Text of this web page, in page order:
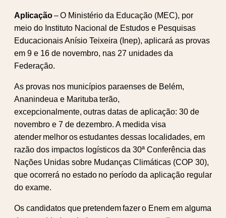
Aplicação– O Ministério da Educação (MEC), por
meio do Instituto Nacional de Estudos e Pesquisas
Educacionais Anísio Teixeira (Inep), aplicará as provas
em 9 e 16 de novembro, nas 27 unidades da
Federação.
As provas nos municípios paraenses de Belém,
Ananindeua e Marituba terão,
excepcionalmente, outras datas de aplicação: 30 de
novembro e 7 de dezembro. A medida visa
atender melhor os estudantes dessas localidades, em
razão dos impactos logísticos da 30ª Conferência das
Nações Unidas sobre Mudanças Climáticas (COP 30),
que ocorrerá no estado no período da aplicação regular
do exame.
Os candidatos que pretendem fazer o Enem em alguma